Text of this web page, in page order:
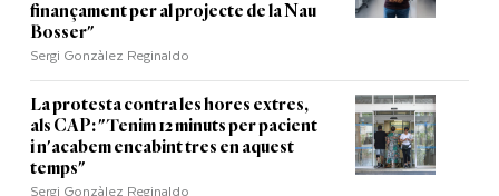
finançament per al projecte de la Nau
Bosser"
Sergi Gonzàlez Reginaldo
La protesta contra les hores extres,
als CAP: "Tenim 12 minuts per pacient
i n'acabem encabint tres en aquest
temps"
Sergi Gonzàlez Reginaldo